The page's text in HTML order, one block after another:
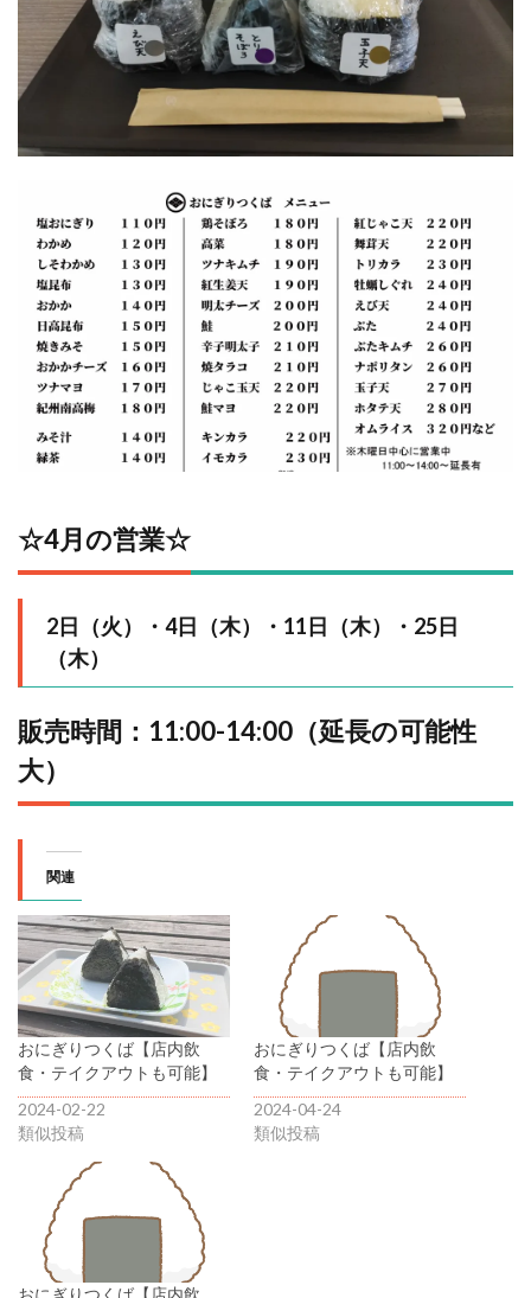
☆4⽉の営業☆
2日（火）・4日（木）・11日（木）・25日
（木）
販売時間：11:00-14:00（延長の可能性
大）
関連
おにぎりつくば【店内飲
食・テイクアウトも可能】
2024-02-22
類似投稿
おにぎりつくば【店内飲
食・テイクアウトも可能】
2024-04-24
類似投稿
おにぎりつくば【店内飲